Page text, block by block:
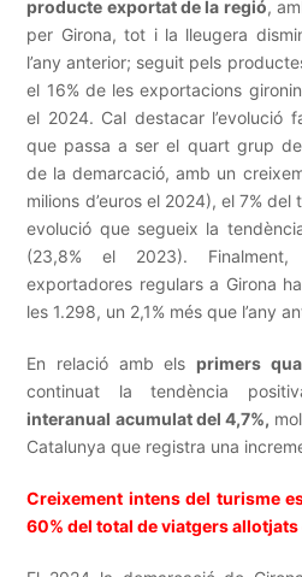
producte exportat de la regió,
per Girona, tot i la lleugera
l’any anterior; seguit pels
el 16% de les exportacions
el 2024. Cal destacar l’evolució
que passa a ser el quart grup
de la demarcació, amb un
milions d’euros el 2024), el 7%
evolució que segueix la
(23,8% el 2023). Finalment,
exportadores regulars a Girona
les 1.298, un 2,1% més que l’any
En relació amb elsprimers
continuat la tendència
interanual acumulat del 4,7%,
Catalunya que registra una
Creixement intens del turisme
60% del total de viatgers